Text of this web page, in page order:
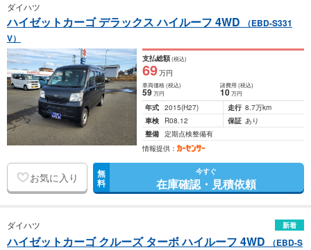
ダイハツ
ハイゼットカーゴ デラックス ハイルーフ 4WD
（EBD-S331
V）
支払総額(税込)
69万円
車両価格(税込)
59万円
諸費用 (税込)
10 万円
年式 2015(H27) 走行 8.7万km
車検
R08.12 保証 あり
整備 定期点検整備有
情報提供：
お気に入り 無
料
今すぐ
在庫確認・見積依頼
ダイハツ 新着
ハイゼットカーゴ クルーズ ターボ ハイルーフ 4WD
（EBD-S